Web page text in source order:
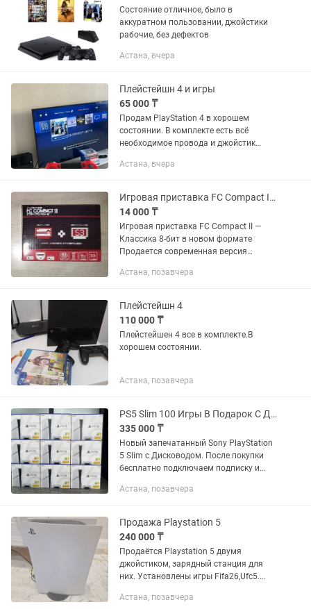
Состояние отличное, было в
аккуратном пользовании, джойстики
рабочие, без дефектов
Астана, вчера
Плейстейшн 4 и игры
65 000 ₸
Продам PlayStation 4 в хорошем
состоянии. В комплекте есть всё
необходимое провода и джойстик
менять термопасту Игры Хоризон Год
Астана, вчера
Игровая приставка FC Compact II Классика 8-бит в новом формате
14 000 ₸
Игровая приставка FC Compact II —
Классика 8-бит в новом формате
Продается современная версия
Compact II. Это идеальный выбор для
Астана, позавчера
Плейстейшн 4
110 000 ₸
Плейстейшен 4 все в комплекте.В
хорошем состоянии.
Астана, позавчера
PS5 Slim 100 Игры В Подарок С Дисководом (ПС5, Playstation 1 TB)
335 000 ₸
Новый запечатанный Sony PlayStation
5 Slim с Дисководом. После покупки
бесплатно подключаем подписку и
Консоль полностью готова к
Астана, позавчера
Продажа Playstation 5
240 000 ₸
Продаётся Playstation 5 двумя
джойстиком, зарядный станция для
них. Установлены игры Fifa26,Ufc5.
Домашнее использование.
Астана, позавчера